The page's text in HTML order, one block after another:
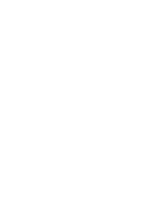
spumei Memory Mirror